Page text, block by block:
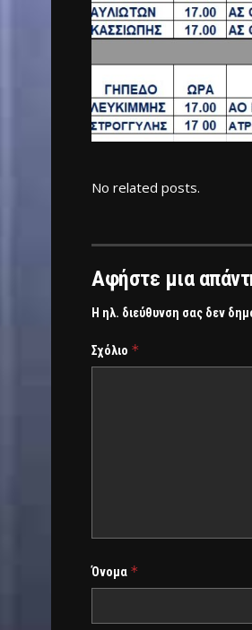
No related posts.
Αφήστε μια
Η ηλ. διεύθυνση σας δεν
Σχόλιο *
Όνομα *